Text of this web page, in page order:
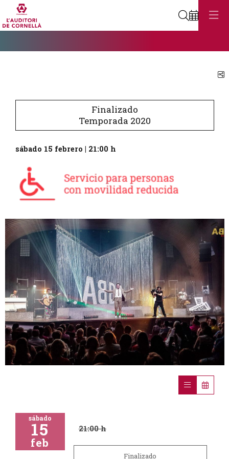
Buscar
Finalizado
Temporada 2020
sábado 15 febrero | 21:00 h
sábado
15
feb
21:00 h
Finalizado